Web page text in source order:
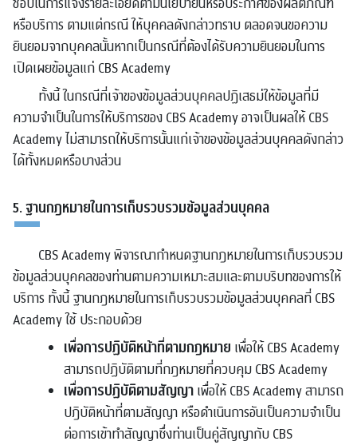
หรือบริการ ตามแต่กรณี ให้บุคคลดังกล่าวทราบ ตลอดจนขอความ
ยินยอมจากบุคคลนั้นหากเป็นกรณีที่ต้องได้รับความยินยอมในการ
เปิดเผยข้อมูลแก่ CBS Academy
ทั้งนี้ ในกรณีที่เจ้าของข้อมูลส่วนบุคคลปฏิเสธม่ให้ข้อมูลที่มี
ความจำเป็นในการให้บริการของ CBS Academy อาจเป็นผลให้ CBS
Academy ไม่สามารถให้บริการนั้นแก่เจ้าของข้อมูลส่วนบุคคลดังกล่าว
ได้ทั้งหมดหรือบางส่วน
5. ฐานกฎหมายในการเก็บรวบรวมข้อมูลส่วนบุคคล
CBS Academy พิจารณากำหนดฐานกฎหมายในการเก็บรวบรวม
ข้อมูลส่วนบุคคลของท่านตามความเหมาะสมและตามบริบทของการให้
บริการ ทั้งนี้ ฐานกฎหมายในการเก็บรวบรวมข้อมูลส่วนบุคคลที่ CBS
Academy ใช้ ประกอบด้วย
เพื่อการปฏิบัติหน้าที่ตามกฎหมาย เพื่อให้ CBS Academy
สามารถปฏิบัติตามที่กฎหมายที่ควบคุม CBS Academy
เพื่อการปฏิบัติตามสัญญา เพื่อให้ CBS Academy สามารถ
ปฎิบัติหน้าที่ตามสัญญา หรือดำเนินการอันเป็นความจำเป็น
ต่อการเข้าทำสัญญาซึ่งท่านเป็นคู่สัญญากับ CBS